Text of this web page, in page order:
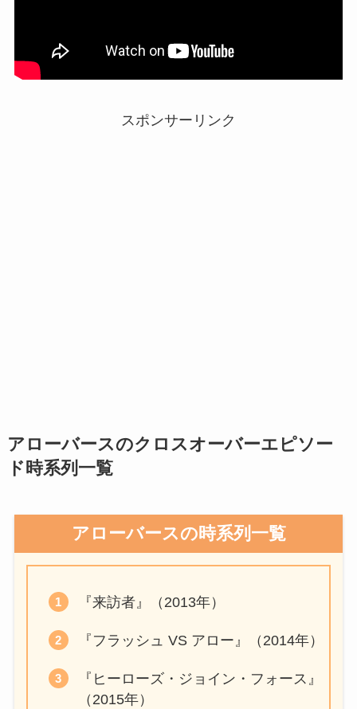
スポンサーリンク
アローバースのクロスオーバーエピソー
ド時系列一覧
アローバースの時系列一覧
『来訪者』（2013年）
『フラッシュ VS アロー』（2014年）
『ヒーローズ・ジョイン・フォース』
（2015年）